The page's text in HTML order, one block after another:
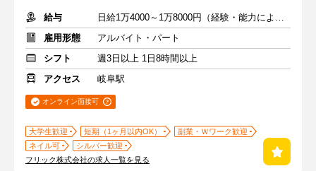
給与
日給1万4000～1万8000円（経験・能力による）
雇用形態
アルバイト・パート
シフト
週3日以上 1日8時間以上
アクセス
岐阜駅
オンライン面接可
大学生歓迎 短期（1ヶ月以内OK）
副業・Ｗワーク歓迎
ネイル可
シルバー歓迎
フリック株式会社の求人一覧を見る